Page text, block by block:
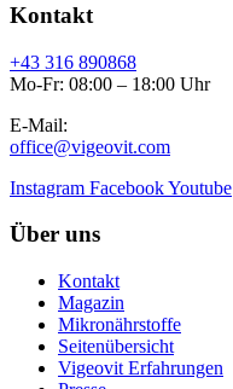
Kontakt
+43 316 890868
Mo-Fr: 08:00 – 18:00 Uhr
E-Mail:
office@vigeovit.com
Instagram FacebookYoutube
Über uns
Kontakt
Magazin
Mikronährstoffe
Seitenübersicht
Vigeovit Erfahrungen